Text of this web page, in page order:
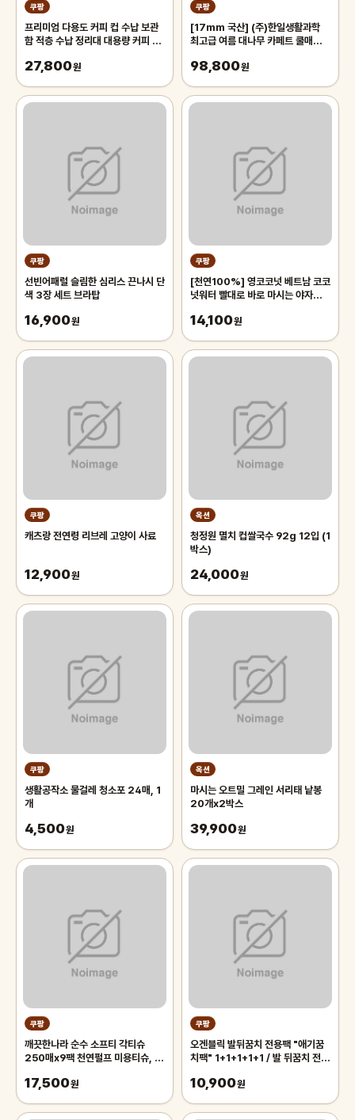
쿠팡
프리미엄 다용도 커피 컵 수납 보관
함 적층 수납 정리대 대용량 커피 트
27,800원
쿠팡
[17mm 국산] (주)한일생활과학
최고급 여름 대나무 카페트 쿨매트
침대 장판 자리_두꺼운 폭신한 튼튼
98,800원
쿠팡
선빈어패럴 슬림한 심리스 끈나시 단
색 3장 세트 브라탑
16,900원
쿠팡
[천연100%] 영코코넛 베트남 코코
넛워터 빨대로 바로 마시는 야자열매
(2과입)
14,100원
쿠팡
캐츠랑 전연령 리브레 고양이 사료
12,900원
옥션
청정원 멸치 컵쌀국수 92g 12입 (1
박스)
24,000원
쿠팡
생활공작소 물걸레 청소포 24매, 1
개
4,500원
옥션
마시는 오트밀 그레인 서리태 낱봉
20개x2박스
39,900원
쿠팡
깨끗한나라 순수 소프티 각티슈
250매x9팩 천연펄프 미용티슈, 3
17,500원
쿠팡
오겐블릭 발뒤꿈치 전용팩 "애기꿈
치팩" 1+1+1+1+1 / 발 뒤꿈치 전용
10,900원